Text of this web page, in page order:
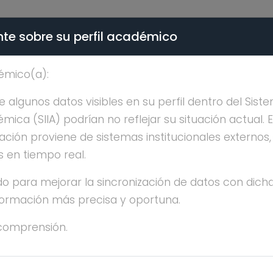
- PÚBLICO
ANGELES
DE LOS ANGELES PLASCENCIA ACOSTA
sobre su perfil académico
algunos datos visibles en su perfil dentro del
(SIIA) podrían no reflejar su situación actual.
proviene de sistemas institucionales
en tiempo real.
para mejorar la sincronización de datos con
más precisa y oportuna.